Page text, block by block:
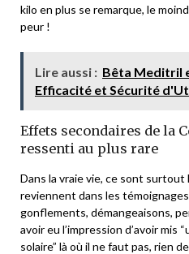
kilo en plus se remarque, le
peur !
Lire aussi : Bêta Meditril
Efficacité et Sécurité
Effets secondaires de la
ressenti au plus rare
Dans la vraie vie, ce sont
reviennent dans les
gonflements, démangeaisons,
avoir eu l’impression d’avoir
solaire” là où il ne faut pas, rien